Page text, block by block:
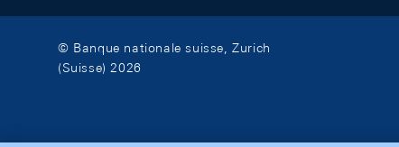
© Banque nationale suisse, Zurich
(Suisse) 2026